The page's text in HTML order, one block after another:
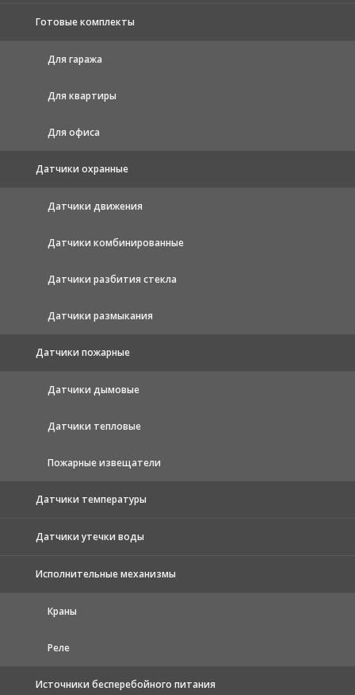
Готовые комплекты
Для гаража
Для квартиры
Для офиса
Датчики охранные
Датчики движения
Датчики комбинированные
Датчики разбития стекла
Датчики размыкания
Датчики пожарные
Датчики дымовые
Датчики тепловые
Пожарные извещатели
Датчики температуры
Датчики утечки воды
Исполнительные механизмы
Краны
Реле
Источники бесперебойного питания